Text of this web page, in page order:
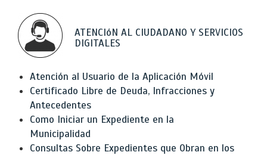
ATENCIóN AL CIUDADANO Y SERVICIOS
DIGITALES
Atención al Usuario de la Aplicación Móvil
Certificado Libre de Deuda, Infracciones y
Antecedentes
Como Iniciar un Expediente en la
Municipalidad
Consultas Sobre Expedientes que Obran en los